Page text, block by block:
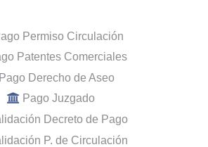
Permiso Circulación
Patentes Comerciales
Pago Derecho de Aseo
Pago Juzgado
Decreto de Pago
P. de Circulación